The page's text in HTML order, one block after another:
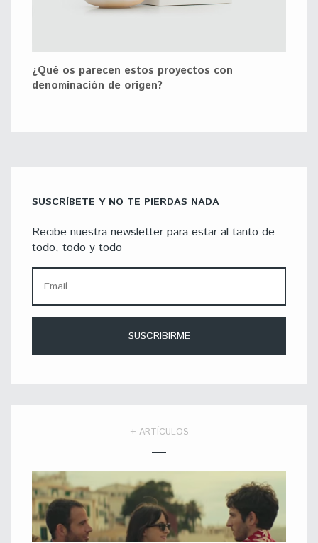
¿Qué os parecen estos proyectos con
denominación de origen?
SUSCRÍBETE Y NO TE PIERDAS NADA
Recibe nuestra newsletter para estar al tanto de
todo, todo y todo
+ ARTÍCULOS